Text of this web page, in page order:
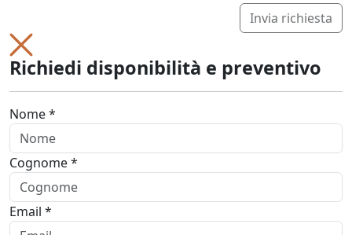
Invia richiesta
Richiedi disponibilità e preventivo
Nome *
Cognome *
Email *